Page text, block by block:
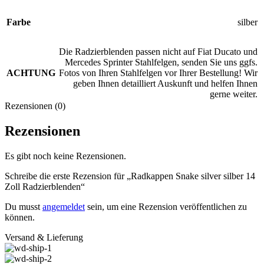
Farbe silber
ACHTUNG
Die Radzierblenden passen nicht auf Fiat Ducato und
Mercedes Sprinter Stahlfelgen, senden Sie uns ggfs.
Fotos von Ihren Stahlfelgen vor Ihrer Bestellung! Wir
geben Ihnen detailliert Auskunft und helfen Ihnen
gerne weiter.
Rezensionen (0)
Rezensionen
Es gibt noch keine Rezensionen.
Schreibe die erste Rezension für „Radkappen Snake silver silber 14
Zoll Radzierblenden“
Du musst angemeldet sein, um eine Rezension veröffentlichen zu
können.
Versand & Lieferung